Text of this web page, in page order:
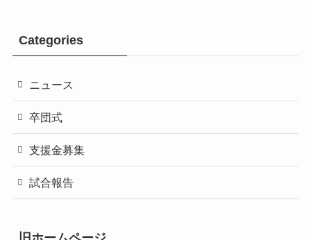
Categories
ニュース
卒団式
支援金募集
試合報告